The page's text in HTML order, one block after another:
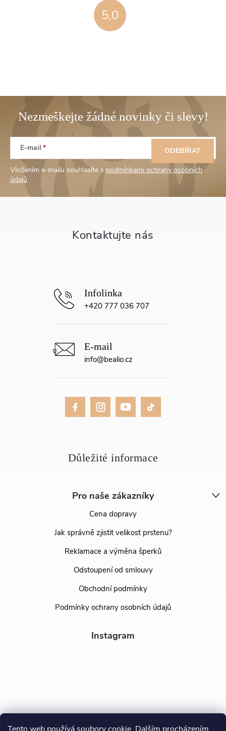
5,0
Z
p
E-mail
Vložením e-mailu souhlasíte s podmínkami ochrany osobních
údajů
ODEBÍRAT
Pro naše zákazníky
Cena dopravy
Jak správně zjistit velikost prstenu?
Reklamace a výměna šperků
Odstoupení od smlouvy
Obchodní podmínky
Podmínky ochrany osobních údajů
Instagram
info@bealio.cz
+420 777 036 707